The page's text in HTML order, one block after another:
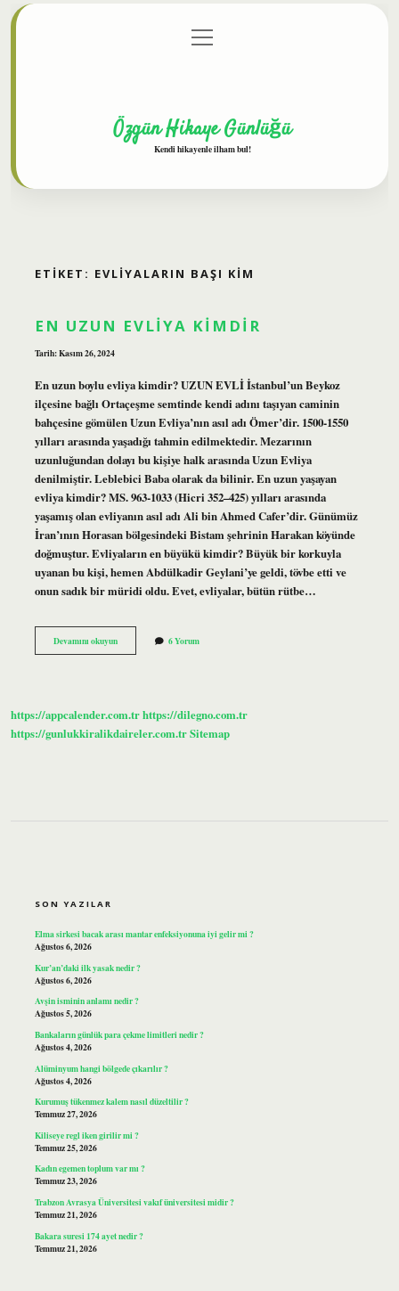
Gizlilik Politikası
menüyü
aç
Özgün Hikaye Günlüğü
Kendi hikayenle ilham bul!
ETIKET: EVLIYALARIN BAŞI KIM
EN UZUN EVLIYA KIMDIR
Tarih: Kasım 26, 2024
En uzun boylu evliya kimdir? UZUN EVLİ İstanbul’un Beykoz
ilçesine bağlı Ortaçeşme semtinde kendi adını taşıyan caminin
bahçesine gömülen Uzun Evliya’nın asıl adı Ömer’dir. 1500-1550
yılları arasında yaşadığı tahmin edilmektedir. Mezarının
uzunluğundan dolayı bu kişiye halk arasında Uzun Evliya
denilmiştir. Leblebici Baba olarak da bilinir. En uzun yaşayan
evliya kimdir? MS. 963-1033 (Hicri 352–425) yılları arasında
yaşamış olan evliyanın asıl adı Ali bin Ahmed Cafer’dir. Günümüz
İran’ının Horasan bölgesindeki Bistam şehrinin Harakan köyünde
doğmuştur. Evliyaların en büyükü kimdir? Büyük bir korkuyla
uyanan bu kişi, hemen Abdülkadir Geylani’ye geldi, tövbe etti ve
onun sadık bir müridi oldu. Evet, evliyalar, bütün rütbe…
Devamını okuyunEn
Uzun
6 Yorum
https://appcalender.com.trhttps://dilegno.com.tr
https://gunlukkiralikdaireler.com.trSitemap
SON YAZILAR
Elma sirkesi bacak arası mantar enfeksiyonuna iyi gelir mi ?
Ağustos 6, 2026
Kur’an’daki ilk yasak nedir ?
Ağustos 6, 2026
Avşin isminin anlamı nedir ?
Ağustos 5, 2026
Bankaların günlük para çekme limitleri nedir ?
Ağustos 4, 2026
Alüminyum hangi bölgede çıkarılır ?
Ağustos 4, 2026
Kurumuş tükenmez kalem nasıl düzeltilir ?
Temmuz 27, 2026
Kiliseye regl iken girilir mi ?
Temmuz 25, 2026
Kadın egemen toplum var mı ?
Temmuz 23, 2026
Trabzon Avrasya Üniversitesi vakıf üniversitesi midir ?
Temmuz 21, 2026
Bakara suresi 174 ayet nedir ?
Temmuz 21, 2026